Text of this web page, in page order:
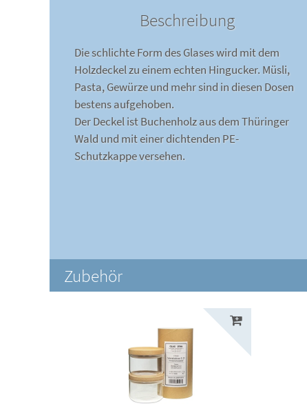
Beschreibung
Die schlichte Form des Glases wird mit dem
Holzdeckel zu einem echten Hingucker. Müsli,
Pasta, Gewürze und mehr sind in diesen Dosen
bestens aufgehoben.
Der Deckel ist Buchenholz aus dem Thüringer
Wald und mit einer dichtenden PE-
Schutzkappe versehen.
Zubehör